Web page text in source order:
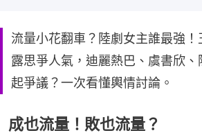
流量小花翻車？陸劇女主誰最強
露思爭人氣，迪麗熱巴、虞書欣、
起爭議？一次看懂輿情討論。
成也流量！敗也流量？